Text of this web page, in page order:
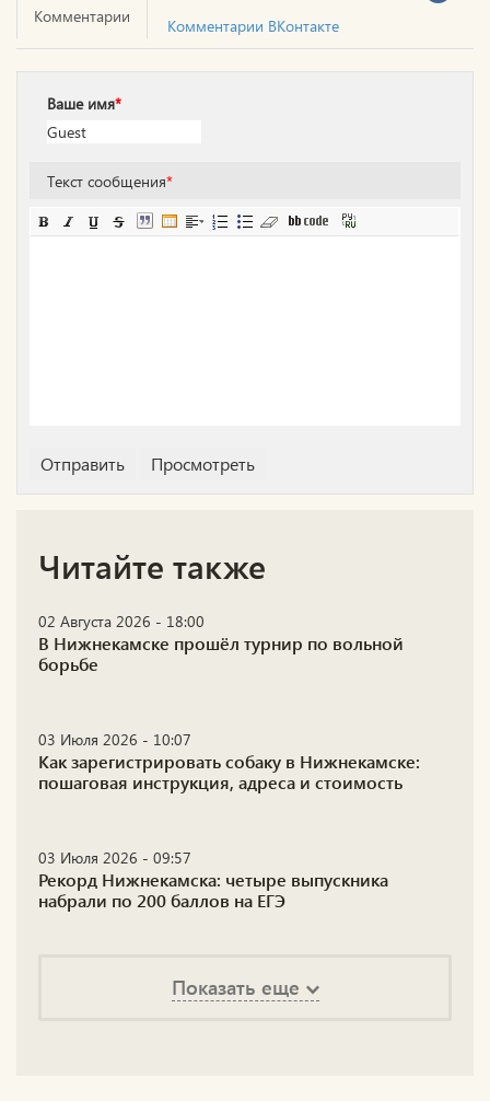
Комментарии
Комментарии ВКонтакте
Ваше имя*
Текст сообщения*
Читайте также
02 Августа 2026 - 18:00
В Нижнекамске прошёл турнир по вольной
борьбе
03 Июля 2026 - 10:07
Как зарегистрировать собаку в Нижнекамске:
пошаговая инструкция, адреса и стоимость
03 Июля 2026 - 09:57
Рекорд Нижнекамска: четыре выпускника
набрали по 200 баллов на ЕГЭ
Показать еще